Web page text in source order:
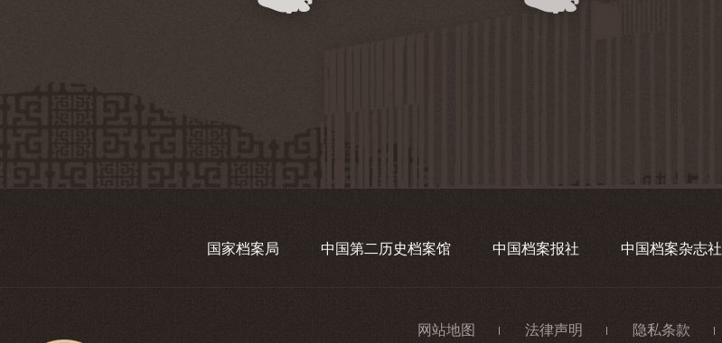
国家档案局 中国第二历史档案馆 中国档案报社 中国档案杂志社
网站地图 法律声明 隐私条款